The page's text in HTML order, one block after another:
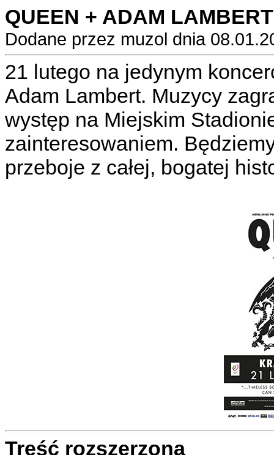
QUEEN + ADAM
Dodane przez muzol dnia
21 lutego na jedynym
Adam Lambert. Muzycy
występ na Miejskim
zainteresowaniem.
przeboje z całej, bogatej
Treść rozszerzona